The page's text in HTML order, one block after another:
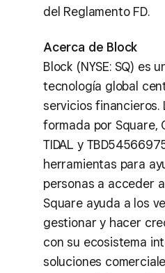
del Reglamento FD.
Acerca de Block
Block (NYSE: SQ) es
tecnología global
servicios financieros.
formada por Square,
TIDAL y
herramientas para
personas a acceder
Square ayuda a los
gestionar y hacer
con su ecosistema
soluciones